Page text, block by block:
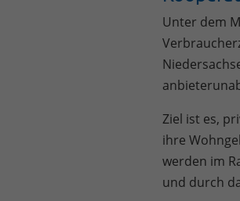
Unter dem
Ziel ist es,
ihre
werden im
und durch